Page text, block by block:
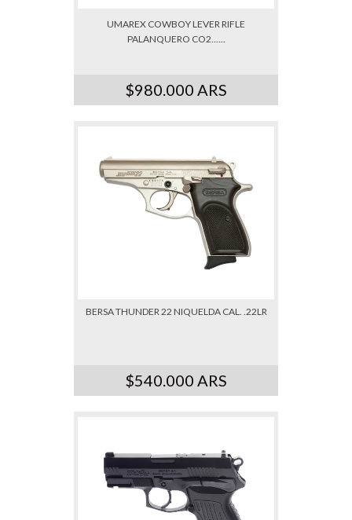
UMAREX COWBOY LEVER RIFLE
PALANQUERO CO2......
$980.000 ARS
BERSA THUNDER 22 NIQUELDA CAL. .22LR
$540.000 ARS